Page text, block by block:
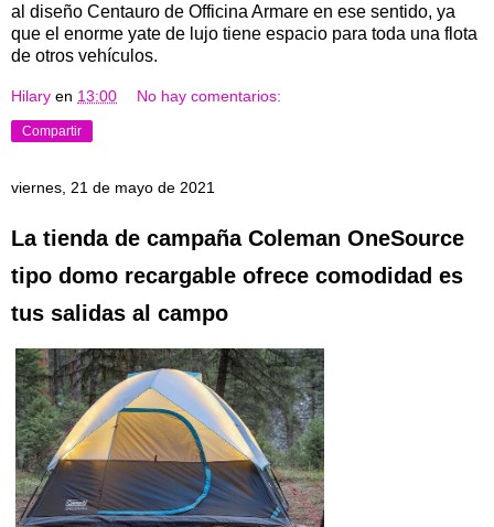
al diseño Centauro de Officina Armare en ese sentido, ya
que el enorme yate de lujo tiene espacio para toda una flota
de otros vehículos.
Hilary en 13:00 No hay comentarios:
Compartir
viernes, 21 de mayo de 2021
La tienda de campaña Coleman OneSource
tipo domo recargable ofrece comodidad es
tus salidas al campo